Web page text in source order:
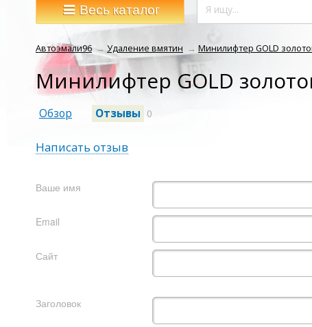
Весь каталог
Автоэмали96 →Удаление вмятин → Минилифтер GOLD
Минилифтер GOLD
Обзор Отзывы 0
Написать отзыв
Ваше имя
Email
Сайт
Заголовок